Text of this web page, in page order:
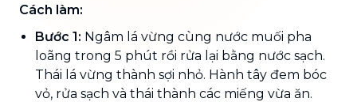
Cách làm:
Bước 1: Ngâm lá vừng cùng nước muối pha
loãng trong 5 phút rồi rửa lại bằng nước sạch.
Thái lá vừng thành sợi nhỏ. Hành tây đem bóc
vỏ, rửa sạch và thái thành các miếng vừa ăn.